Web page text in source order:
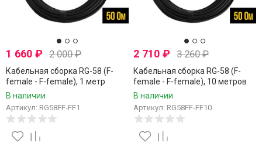
1 660 ₽ 2 000₽
Кабельная сборка RG-58 (F-
female - F-female), 1 метр
В наличии
Артикул: RG58FF-FF1
2 710₽ 3 260₽
Кабельная сборка RG-58 (F-
female - F-female), 10 метров
В наличии
Артикул: RG58FF-FF10